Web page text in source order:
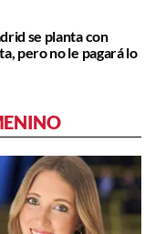
se planta con
pero no le pagará lo